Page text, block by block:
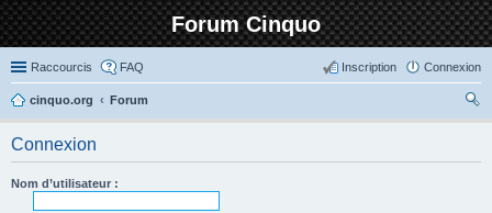
Forum Cinquo
Raccourcis FAQ Connexion
Inscription
cinquo.org
Forum
Connexion
Nom d’utilisateur :